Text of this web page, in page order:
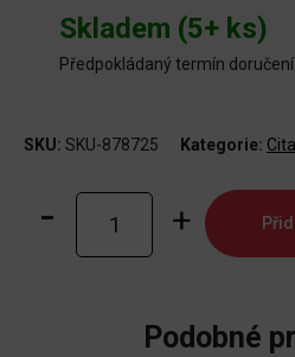
Skladem (5+ ks)
Předpokládaný termín
SKU: SKU-878725 Kategorie:
Layer
Brush
Podobné